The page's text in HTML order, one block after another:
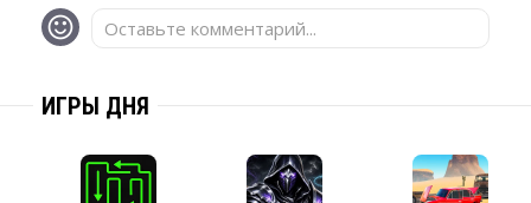
Оставьте комментарий...
ИГРЫ ДНЯ